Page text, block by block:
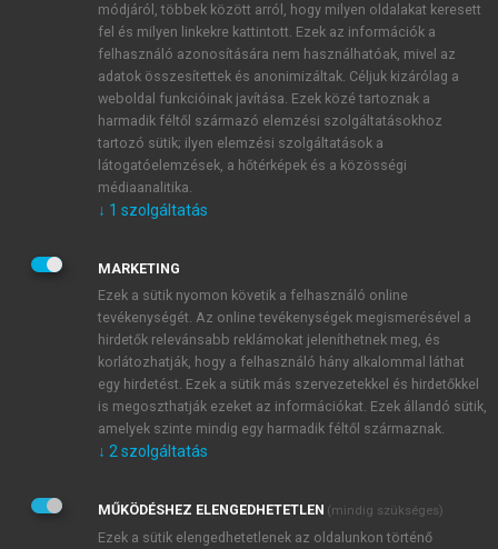
ÚJ FIÓK LÉTREHOZÁSA
1 óra díjmentes hozzáférés
E-MAIL-CÍM
JELSZÓ
JELSZÓ ÚJRA
Kérek értesítést a MeRSZ újdonságairól, akcióiról.
Kérek értesítést az Akadémiai Kiadó Zrt. újdonságairól,
Adatkezelési tájékoztatóbanfoglaltakat tudomásul
veszem és elfogadom.
módjáról, többek között arról, hogy milyen oldalakat keresett
fel és milyen linkekre kattintott. Ezek az információk a
felhasználó azonosítására nem használhatóak, mivel az
adatok összesítettek és anonimizáltak. Céljuk kizárólag a
weboldal funkcióinak javítása. Ezek közé tartoznak a
harmadik féltől származó elemzési szolgáltatásokhoz
tartozó sütik; ilyen elemzési szolgáltatások a
látogatóelemzések, a hőtérképek és a közösségi
médiaanalitika.
↓ 1 szolgáltatás
MARKETING
Ezek a sütik nyomon követik a felhasználó online
tevékenységét. Az online tevékenységek megismerésével a
hirdetők relevánsabb reklámokat jeleníthetnek meg, és
korlátozhatják, hogy a felhasználó hány alkalommal láthat
egy hirdetést. Ezek a sütik más szervezetekkel és hirdetőkkel
is megoszthatják ezeket az információkat. Ezek állandó sütik,
amelyek szinte mindig egy harmadik féltől származnak.
↓ 2 szolgáltatás
MŰKÖDÉSHEZ ELENGEDHETETLEN (mindig szükséges)
Ezek a sütik elengedhetetlenek az oldalunkon történő